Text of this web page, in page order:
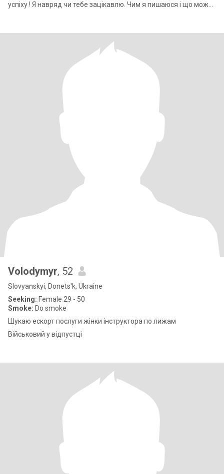
успіху ! Я навряд чи тебе зацікавлю. Чим я пишаюся і що можу
Volodymyr, 52
Slovyanskyi, Donets'k, Ukraine
Seeking: Female 29 - 50
Smoke: Do smoke
Шукаю ескорт послуги жінки інструктора по лижам
Військовий у відпустці